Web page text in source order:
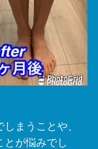
まうことや、
とが悩みでし